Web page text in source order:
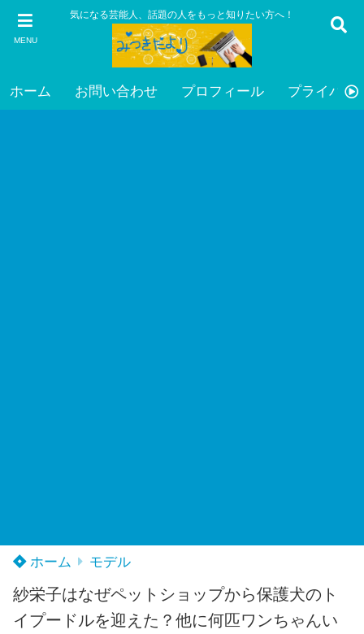
MENU
気になる芸能人、話題の人をもっと知りたい方へ！
ホーム お問い合わせ プロフィール プライバシ
ホーム モデル
紗栄子はなぜペットショップから保護犬のト
イプードルを迎えた？他に何匹ワンちゃんい